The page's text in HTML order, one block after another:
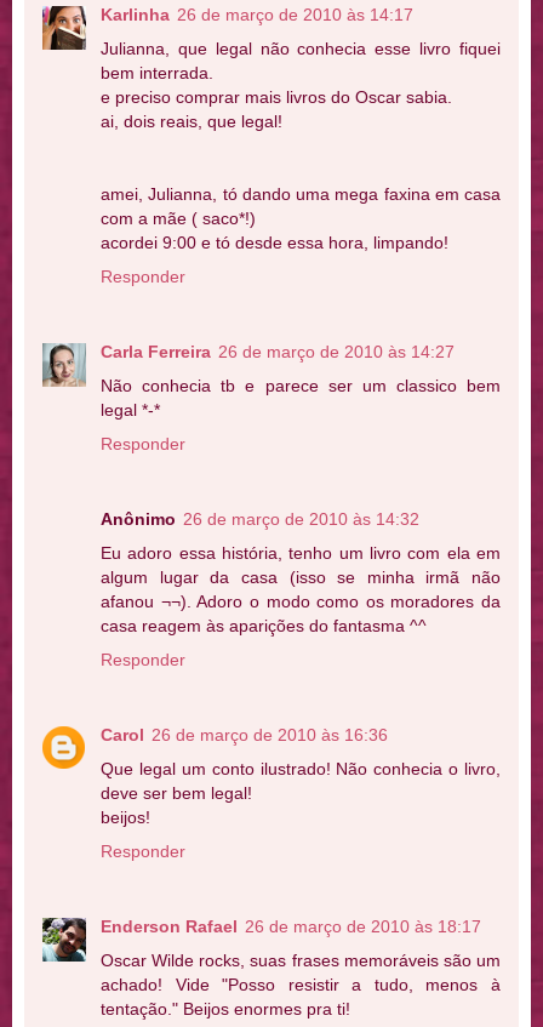
Karlinha 26 de março de 2010 às 14:17
Julianna, que legal não conhecia esse livro fiquei
bem interrada.
e preciso comprar mais livros do Oscar sabia.
ai, dois reais, que legal!
amei, Julianna, tó dando uma mega faxina em casa
com a mãe ( saco*!)
acordei 9:00 e tó desde essa hora, limpando!
Responder
Carla Ferreira 26 de março de 2010 às 14:27
Não conhecia tb e parece ser um classico bem
legal *-*
Responder
Anônimo 26 de março de 2010 às 14:32
Eu adoro essa história, tenho um livro com ela em
algum lugar da casa (isso se minha irmã não
afanou ¬¬). Adoro o modo como os moradores da
casa reagem às aparições do fantasma ^^
Responder
Carol 26 de março de 2010 às 16:36
Que legal um conto ilustrado! Não conhecia o livro,
deve ser bem legal!
beijos!
Responder
Enderson Rafael 26 de março de 2010 às 18:17
Oscar Wilde rocks, suas frases memoráveis são um
achado! Vide "Posso resistir a tudo, menos à
tentação." Beijos enormes pra ti!